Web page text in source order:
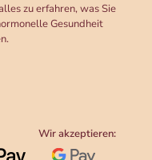
zu erfahren, was Sie
Gesundheit
Wir akzeptieren: